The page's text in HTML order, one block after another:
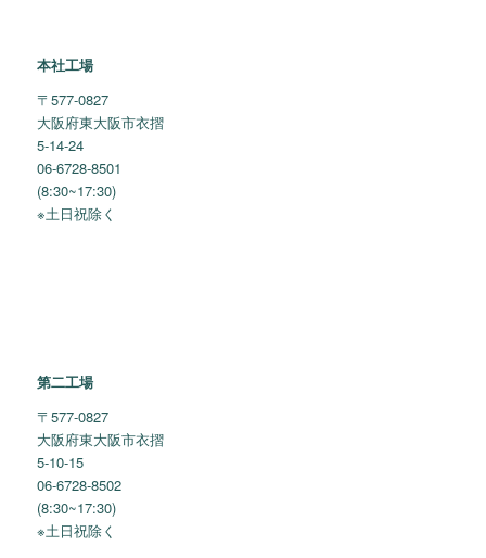
本社工場
〒577-0827
大阪府東大阪市衣摺
5-14-24
06-6728-8501
(8:30~17:30)
※土日祝除く
第二工場
〒577-0827
大阪府東大阪市衣摺
5-10-15
06-6728-8502
(8:30~17:30)
※土日祝除く